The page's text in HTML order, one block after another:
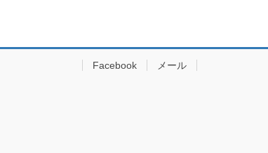
Facebook メール